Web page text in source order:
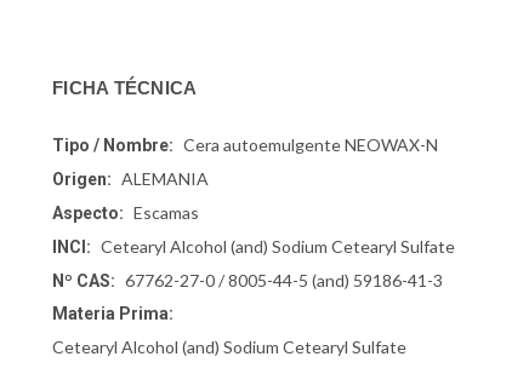
FICHA TÉCNICA
Tipo / Nombre: Cera autoemulgente NEOWAX-N
Origen: ALEMANIA
Aspecto: Escamas
INCI: Cetearyl Alcohol (and) Sodium Cetearyl Sulfate
Nº CAS: 67762-27-0 / 8005-44-5 (and) 59186-41-3
Materia Prima:
Cetearyl Alcohol (and) Sodium Cetearyl Sulfate